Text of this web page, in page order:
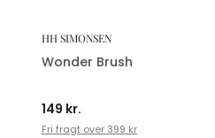
HH SIMONSEN
Wonder Brush
149 kr.
Fri fragt over 399 kr